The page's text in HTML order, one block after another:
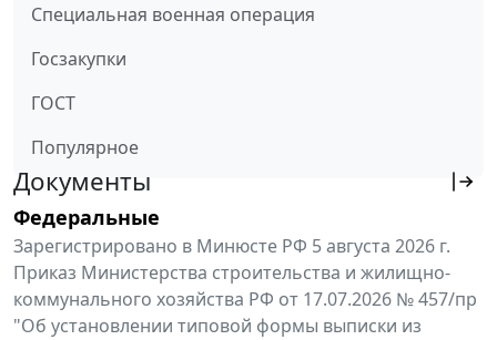
Специальная военная операция
Госзакупки
ГОСТ
Популярное
Документы
Федеральные
Зарегистрировано в Минюсте РФ 5 августа 2026 г.
Приказ Министерства строительства и жилищно-
коммунального хозяйства РФ от 17.07.2026 № 457/пр
"Об установлении типовой формы выписки из